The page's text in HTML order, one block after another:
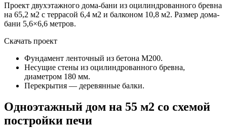
Проект двухэтажного дома-бани из оцилиндрованного бревна
на 65,2 м2 с террасой 6,4 м2 и балконом 10,8 м2. Размер дома-
бани 5,6×6,6 метров.
Скачать проект
Фундамент ленточный из бетона М200.
Несущие стены из оцилиндрованного бревна,
диаметром 180 мм.
Перекрытия — деревянные балки.
Одноэтажный дом на 55 м2 со схемой
постройки печи